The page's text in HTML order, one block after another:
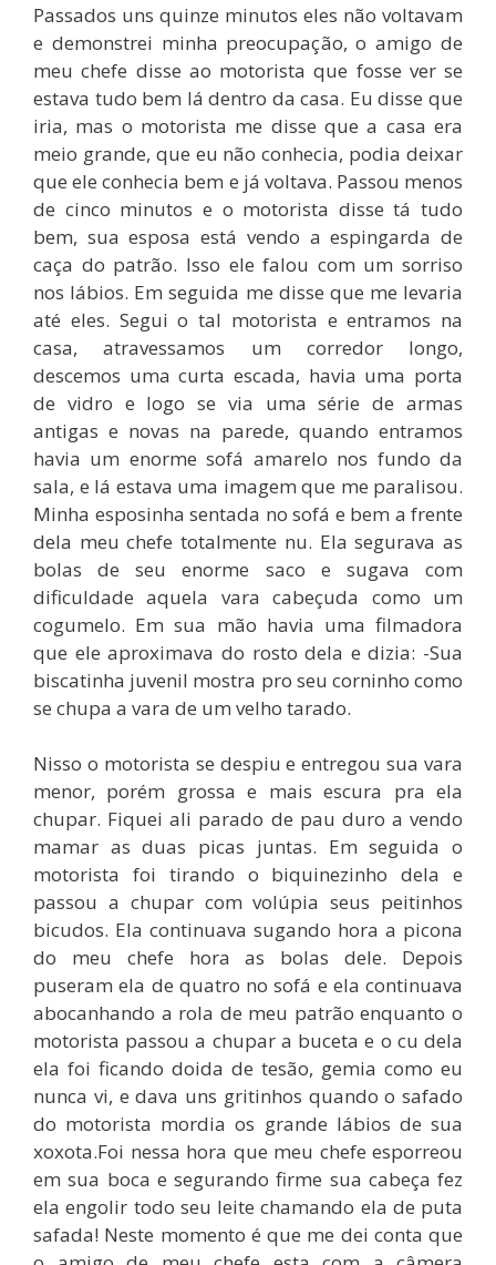
Passados uns quinze minutos eles não voltavam
e demonstrei minha preocupação, o amigo de
meu chefe disse ao motorista que fosse ver se
estava tudo bem lá dentro da casa. Eu disse que
iria, mas o motorista me disse que a casa era
meio grande, que eu não conhecia, podia deixar
que ele conhecia bem e já voltava. Passou menos
de cinco minutos e o motorista disse tá tudo
bem, sua esposa está vendo a espingarda de
caça do patrão. Isso ele falou com um sorriso
nos lábios. Em seguida me disse que me levaria
até eles. Segui o tal motorista e entramos na
casa, atravessamos um corredor longo,
descemos uma curta escada, havia uma porta
de vidro e logo se via uma série de armas
antigas e novas na parede, quando entramos
havia um enorme sofá amarelo nos fundo da
sala, e lá estava uma imagem que me paralisou.
Minha esposinha sentada no sofá e bem a frente
dela meu chefe totalmente nu. Ela segurava as
bolas de seu enorme saco e sugava com
dificuldade aquela vara cabeçuda como um
cogumelo. Em sua mão havia uma filmadora
que ele aproximava do rosto dela e dizia: -Sua
biscatinha juvenil mostra pro seu corninho como
se chupa a vara de um velho tarado.
Nisso o motorista se despiu e entregou sua vara
menor, porém grossa e mais escura pra ela
chupar. Fiquei ali parado de pau duro a vendo
mamar as duas picas juntas. Em seguida o
motorista foi tirando o biquinezinho dela e
passou a chupar com volúpia seus peitinhos
bicudos. Ela continuava sugando hora a picona
do meu chefe hora as bolas dele. Depois
puseram ela de quatro no sofá e ela continuava
abocanhando a rola de meu patrão enquanto o
motorista passou a chupar a buceta e o cu dela
ela foi ficando doida de tesão, gemia como eu
nunca vi, e dava uns gritinhos quando o safado
do motorista mordia os grande lábios de sua
xoxota.Foi nessa hora que meu chefe esporreou
em sua boca e segurando firme sua cabeça fez
ela engolir todo seu leite chamando ela de puta
safada! Neste momento é que me dei conta que